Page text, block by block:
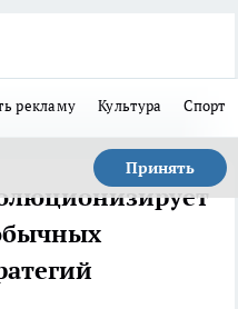
рекламу Культура Спорт
Принять